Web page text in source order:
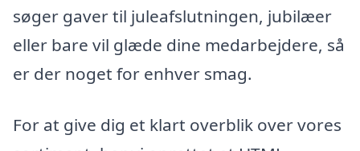
søger gaver til juleafslutningen, jubilæer
eller bare vil glæde dine medarbejdere, så
er der noget for enhver smag.
For at give dig et klart overblik over vores